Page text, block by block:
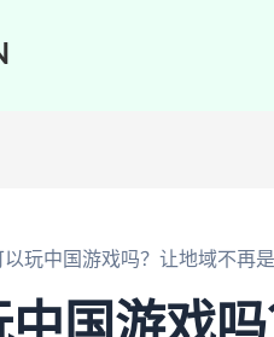
以玩中国游戏吗？让地域不再